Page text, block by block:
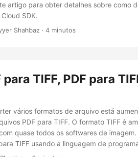
artigo para obter detalhes sobre como
SDK.
Shahbaz · 4 minutos
TIFF, PDF para
vários formatos de arquivo está
PDF para TIFF. O formato TIFF é
quase todos os softwares de
TIFF usando a linguagem de
para realizar essa tarefa e